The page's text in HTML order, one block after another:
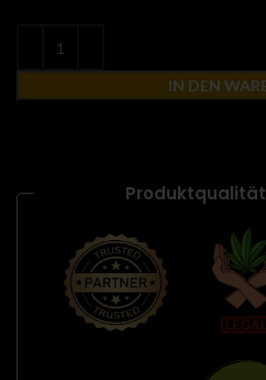
IN DEN